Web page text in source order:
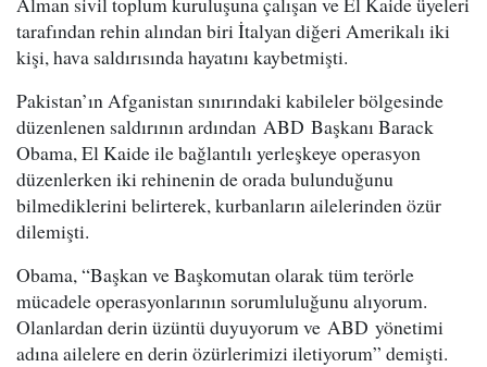
tarafından rehin alından biri İtalyan diğeri Amerikalı iki
kişi, hava saldırısında hayatını kaybetmişti.
Pakistan’ın Afganistan sınırındaki kabileler bölgesinde
düzenlenen saldırının ardından ABD Başkanı Barack
Obama, El Kaide ile bağlantılı yerleşkeye operasyon
düzenlerken iki rehinenin de orada bulunduğunu
bilmediklerini belirterek, kurbanların ailelerinden özür
dilemişti.
Obama, “Başkan ve Başkomutan olarak tüm terörle
mücadele operasyonlarının sorumluluğunu alıyorum.
Olanlardan derin üzüntü duyuyorum ve ABD yönetimi
adına ailelere en derin özürlerimizi iletiyorum” demişti.